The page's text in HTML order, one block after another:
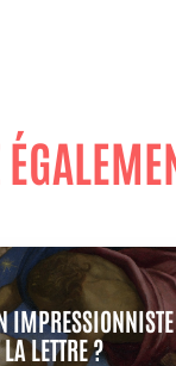
IMPRESSIONNISTE
LETTRE ?